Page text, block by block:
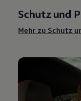
Schutz und
Mehr zu Schutz